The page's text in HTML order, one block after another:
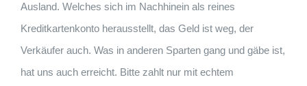
Ausland. Welches sich im Nachhinein als reines
Kreditkartenkonto herausstellt, das Geld ist weg, der
Verkäufer auch. Was in anderen Sparten gang und gäbe ist,
hat uns auch erreicht. Bitte zahlt nur mit echtem